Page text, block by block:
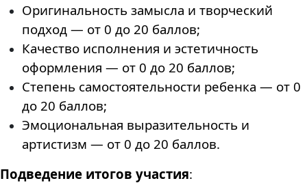
Оригинальность замысла и творческий
подход — от 0 до 20 баллов;
Качество исполнения и эстетичность
оформления — от 0 до 20 баллов;
Степень самостоятельности ребенка — от 0
до 20 баллов;
Эмоциональная выразительность и
артистизм — от 0 до 20 баллов.
Подведение итогов участия: